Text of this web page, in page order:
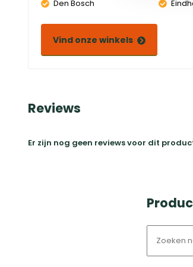
Den Bosch
Vind onze winkels
Reviews
Er zijn nog geen reviews voor dit